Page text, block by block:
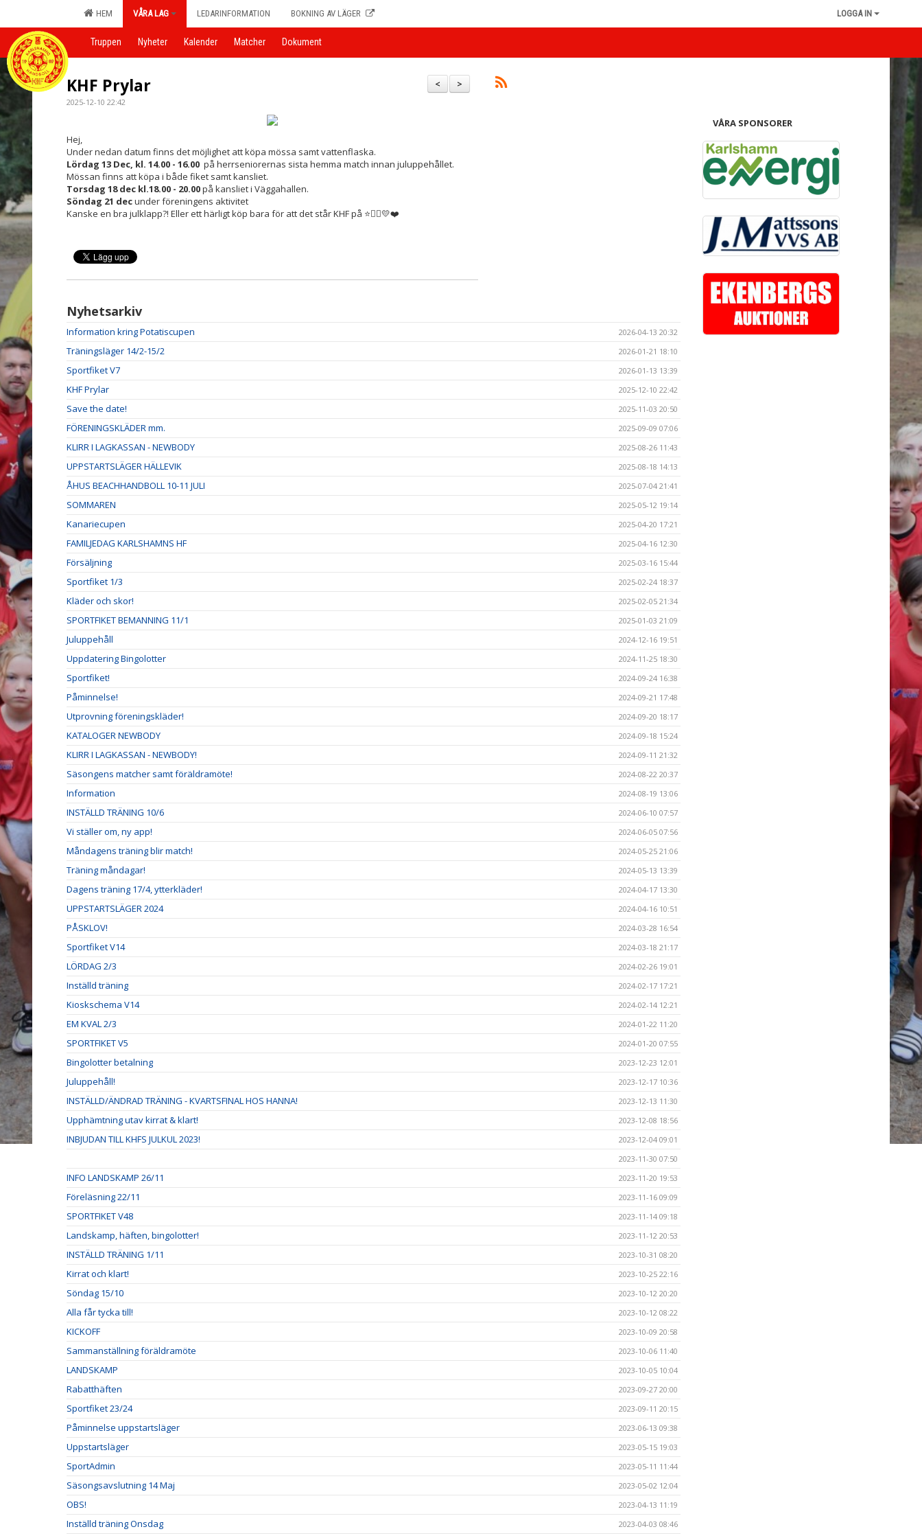
HEM VÅRA LAG LEDARINFORMATION BOKNING AV LÄGER LOGGA IN
Truppen Nyheter Kalender Matcher Dokument
>
<
KHF Prylar
2025-12-10 22:42
Hej,
Under nedan datum finns det möjlighet att köpa mössa samt vattenflaska.
Lördag 13 Dec, kl. 14.00 - 16.00 på herrseniorernas sista hemma match innan juluppehållet.
Mössan finns att köpa i både fiket samt kansliet.
Torsdag 18 dec kl.18.00 - 20.00på kansliet i Väggahallen.
Söndag 21 decunder föreningens aktivitet
Kanske en bra julklapp?! Eller ett härligt köp bara för att det står KHF på ⭐️🤾‍♀️💛❤️
Nyhetsarkiv
Information kring Potatiscupen 2026-04-13 20:32
Träningsläger 14/2-15/2 2026-01-21 18:10
Sportfiket V7 2026-01-13 13:39
KHF Prylar 2025-12-10 22:42
Save the date! 2025-11-03 20:50
FÖRENINGSKLÄDER mm. 2025-09-09 07:06
KLIRR I LAGKASSAN - NEWBODY 2025-08-26 11:43
UPPSTARTSLÄGER HÄLLEVIK 2025-08-18 14:13
ÅHUS BEACHHANDBOLL 10-11 JULI 2025-07-04 21:41
SOMMAREN 2025-05-12 19:14
Kanariecupen 2025-04-20 17:21
FAMILJEDAG KARLSHAMNS HF 2025-04-16 12:30
Försäljning 2025-03-16 15:44
Sportfiket 1/3 2025-02-24 18:37
Kläder och skor! 2025-02-05 21:34
SPORTFIKET BEMANNING 11/1 2025-01-03 21:09
Juluppehåll 2024-12-16 19:51
Uppdatering Bingolotter 2024-11-25 18:30
Sportfiket! 2024-09-24 16:38
Påminnelse! 2024-09-21 17:48
Utprovning föreningskläder! 2024-09-20 18:17
KATALOGER NEWBODY 2024-09-18 15:24
KLIRR I LAGKASSAN - NEWBODY! 2024-09-11 21:32
Säsongens matcher samt föräldramöte! 2024-08-22 20:37
Information 2024-08-19 13:06
INSTÄLLD TRÄNING 10/6 2024-06-10 07:57
Vi ställer om, ny app! 2024-06-05 07:56
Måndagens träning blir match! 2024-05-25 21:06
Träning måndagar! 2024-05-13 13:39
Dagens träning 17/4, ytterkläder! 2024-04-17 13:30
UPPSTARTSLÄGER 2024 2024-04-16 10:51
PÅSKLOV! 2024-03-28 16:54
Sportfiket V14 2024-03-18 21:17
LÖRDAG 2/3 2024-02-26 19:01
Inställd träning 2024-02-17 17:21
Kioskschema V14 2024-02-14 12:21
EM KVAL 2/3 2024-01-22 11:20
SPORTFIKET V5 2024-01-20 07:55
Bingolotter betalning 2023-12-23 12:01
Juluppehåll! 2023-12-17 10:36
INSTÄLLD/ÄNDRAD TRÄNING - KVARTSFINAL HOS HANNA! 2023-12-13 11:30
Upphämtning utav kirrat & klart! 2023-12-08 18:56
INBJUDAN TILL KHFS JULKUL 2023!
2023-12-04 09:01
2023-11-30 07:50
INFO LANDSKAMP 26/11 2023-11-20 19:53
Föreläsning 22/11 2023-11-16 09:09
SPORTFIKET V48 2023-11-14 09:18
Landskamp, häften, bingolotter! 2023-11-12 20:53
INSTÄLLD TRÄNING 1/11 2023-10-31 08:20
Kirrat och klart! 2023-10-25 22:16
Söndag 15/10 2023-10-12 20:20
Alla får tycka till! 2023-10-12 08:22
KICKOFF 2023-10-09 20:58
Sammanställning föräldramöte 2023-10-06 11:40
LANDSKAMP 2023-10-05 10:04
Rabatthäften 2023-09-27 20:00
Sportfiket 23/24 2023-09-11 20:15
Påminnelse uppstartsläger 2023-06-13 09:38
Uppstartsläger 2023-05-15 19:03
SportAdmin 2023-05-11 11:44
Säsongsavslutning 14 Maj 2023-05-02 12:04
OBS! 2023-04-13 11:19
Inställd träning Onsdag 2023-04-03 08:46
VÅRA SPONSORER